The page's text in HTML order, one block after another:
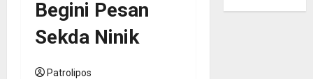
Begini Pesan
Sekda Ninik
Patrolipos